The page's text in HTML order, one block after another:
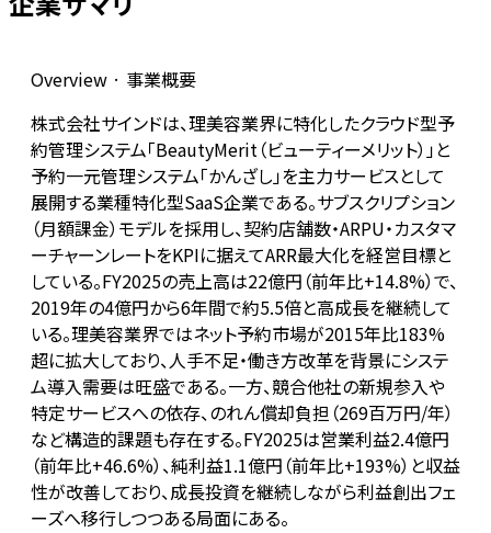
Overview · 事業概要
株式会社サインドは、理美容業界に特化したクラウド型予
約管理システム「BeautyMerit（ビューティーメリット）」と
予約一元管理システム「かんざし」を主力サービスとして
展開する業種特化型SaaS企業である。サブスクリプション
（月額課金）モデルを採用し、契約店舗数・ARPU・カスタマ
ーチャーンレートをKPIに据えてARR最大化を経営目標と
している。FY2025の売上高は22億円（前年比+14.8%）で、
2019年の4億円から6年間で約5.5倍と高成長を継続して
いる。理美容業界ではネット予約市場が2015年比183%
超に拡大しており、人手不足・働き方改革を背景にシステ
ム導入需要は旺盛である。一方、競合他社の新規参入や
特定サービスへの依存、のれん償却負担（269百万円/年）
など構造的課題も存在する。FY2025は営業利益2.4億円
（前年比+46.6%）、純利益1.1億円（前年比+193%）と収益
性が改善しており、成長投資を継続しながら利益創出フェ
ーズへ移行しつつある局面にある。